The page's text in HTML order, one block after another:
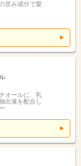
苦み成分で愛
オールに、乳
出液を配合し